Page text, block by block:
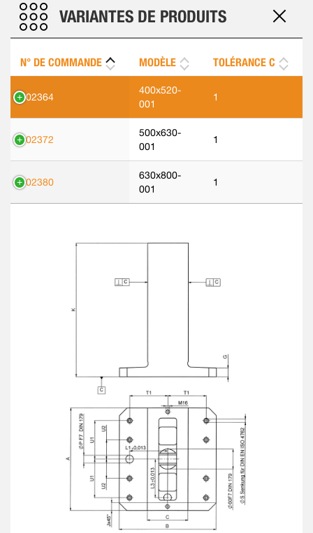
VARIANTES DE PRODUITS
N° DE COMMANDE MODÈLE TOLÉRANCE C
302364
400x520-
001
1
302372
500x630-
001
1
302380
630x800-
001
1